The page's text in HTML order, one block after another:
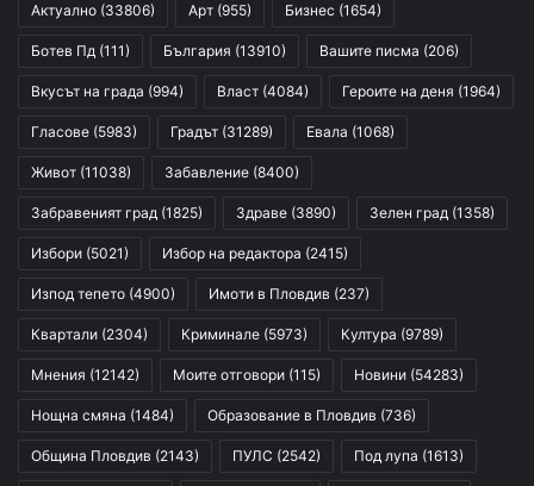
Актуално (33806) Арт (955) Бизнес (1654)
Ботев Пд (111) България (13910) Вашите писма (206)
Вкусът на града (994) Власт (4084) Героите на деня (1964)
Гласове (5983) Градът (31289) Евала (1068)
Живот (11038) Забавление (8400)
Забравеният град (1825) Здраве (3890) Зелен град (1358)
Избори (5021) Избор на редактора (2415)
Изпод тепето (4900) Имоти в Пловдив (237)
Квартали (2304) Криминале (5973) Култура (9789)
Мнения (12142) Моите отговори (115) Новини (54283)
Нощна смяна (1484) Образование в Пловдив (736)
Община Пловдив (2143) ПУЛС (2542) Под лупа (1613)